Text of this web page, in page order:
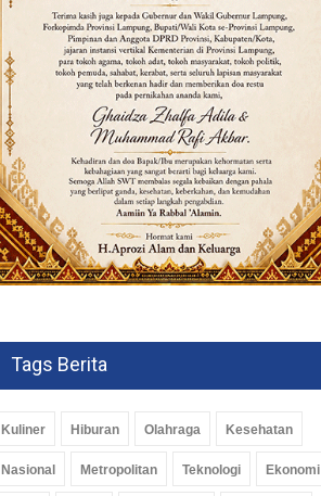
Tags Berita
Kuliner Hiburan Olahraga Kesehatan
Nasional Metropolitan Teknologi Ekonomi